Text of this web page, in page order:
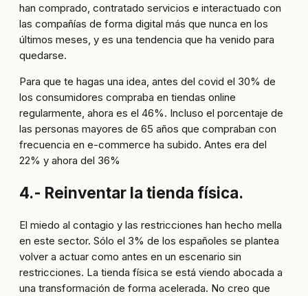
han comprado, contratado servicios e interactuado con
las compañías de forma digital más que nunca en los
últimos meses, y es una tendencia que ha venido para
quedarse.
Para que te hagas una idea, antes del covid el 30% de
los consumidores compraba en tiendas online
regularmente, ahora es el 46%. Incluso el porcentaje de
las personas mayores de 65 años que compraban con
frecuencia en e-commerce ha subido. Antes era del
22% y ahora del 36%
4.- Reinventar la tienda física.
El miedo al contagio y las restricciones han hecho mella
en este sector. Sólo el 3% de los españoles se plantea
volver a actuar como antes en un escenario sin
restricciones. La tienda física se está viendo abocada a
una transformación de forma acelerada. No creo que